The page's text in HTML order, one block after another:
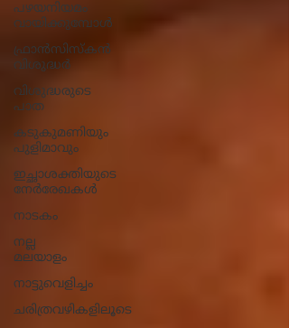
പഴയനിയമം
വായിക്കുമ്പോൾ
ഫ്രാൻസിസ്കൻ
വിശുദ്ധർ
വിശുദ്ധരുടെ
പാത
കടുകുമണിയും
പുളിമാവും
ഇച്ഛാശക്തിയുടെ
നേര്‍രേഖകള്‍
നാടകം
നല്ല
മലയാളം
നാട്ടുവെളിച്ചം
ചരിത്രവഴികളിലൂടെ